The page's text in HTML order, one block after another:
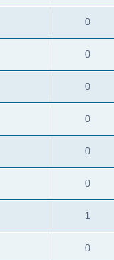
0
0
0
0
0
0
1
0